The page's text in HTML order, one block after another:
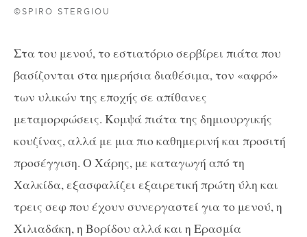
©SPIRO STERGIOU
Στα του μενού, το εστιατόριο σερβίρει πιάτα που
βασίζονται στα ημερήσια διαθέσιμα, τον «αφρό»
των υλικών της εποχής σε απίθανες
μεταμορφώσεις. Κομψά πιάτα της δημιουργικής
κουζίνας, αλλά με μια πιο καθημερινή και προσιτή
προσέγγιση. Ο Χάρης, με καταγωγή από τη
Χαλκίδα, εξασφαλίζει εξαιρετική πρώτη ύλη και
τρεις σεφ που έχουν συνεργαστεί για το μενού, η
Χιλιαδάκη, η Βορίδου αλλά και η Ερασμία